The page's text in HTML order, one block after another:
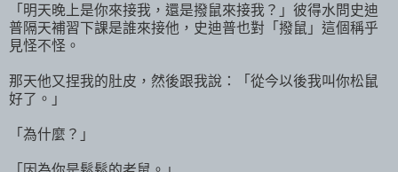
「明天晚上是你來接我，還是撥鼠來接我？」彼得水問史迪
普隔天補習下課是誰來接他，史迪普也對「撥鼠」這個稱乎
見怪不怪。
那天他又捏我的肚皮，然後跟我說：「從今以後我叫你松鼠
好了。」
「為什麼？」